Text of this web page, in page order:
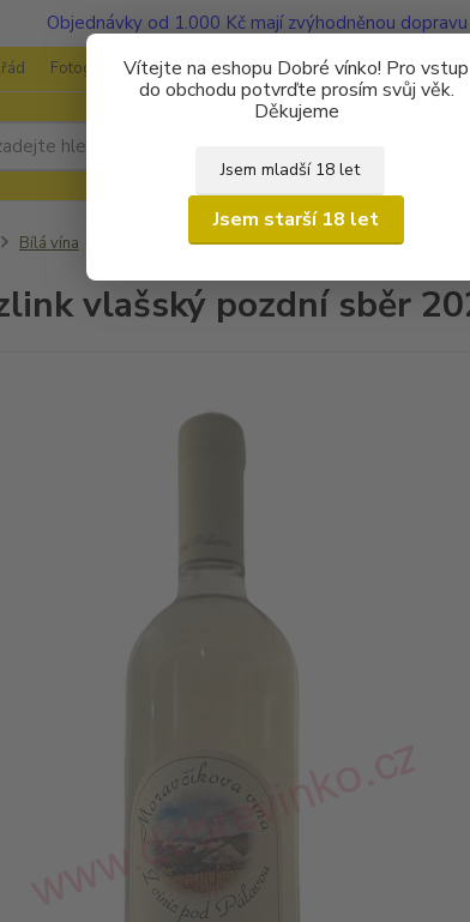
Objednávky od 1.000 Kč mají zvýhodněnou dopravu
Vítejte na eshopu Dobré vínko! Pro vstup
do obchodu potvrďte prosím svůj věk.
Děkujeme
Jsem mladší 18 let
Jsem starší 18 let
Fotogalerie Kontakty Ochrana soukromí O
Bílá vína Ryzlink vlašský pozdní sběr 2025 polosuché
vlašský pozdní sběr